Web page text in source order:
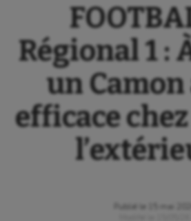
Régional 1 :
un
efficace
Publié le
15 mai 2026